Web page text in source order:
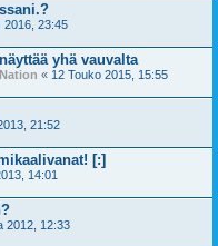
2016, 23:45
yhä vauvalta
« 12 Touko 2015, 15:55
21:52
[:]
14:01
2012, 12:33